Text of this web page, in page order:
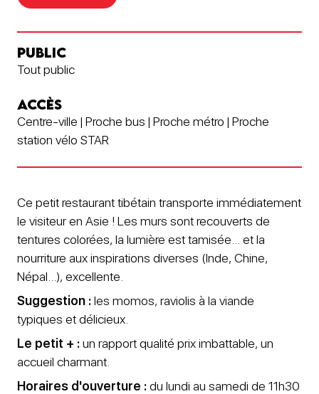
PUBLIC
Tout public
ACCÈS
Centre-ville | Proche bus | Proche métro | Proche
station vélo STAR
Ce petit restaurant tibétain transporte immédiatement
le visiteur en Asie ! Les murs sont recouverts de
tentures colorées, la lumière est tamisée... et la
nourriture aux inspirations diverses (Inde, Chine,
Népal...), excellente.
Suggestion :les momos, raviolis à la viande
typiques et délicieux.
Le petit + :un rapport qualité prix imbattable, un
accueil charmant.
Horaires d'ouverture :du lundi au samedi de 11h30